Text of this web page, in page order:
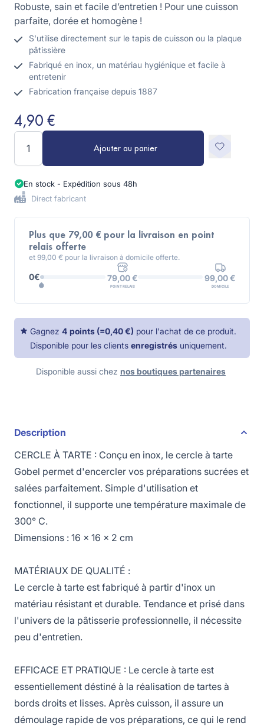
Robuste, sain et facile d’entretien ! Pour une cuisson
parfaite, dorée et homogène !
S'utilise directement sur le tapis de cuisson ou la plaque
pâtissière
Fabriqué en inox, un matériau hygiénique et facile à
entretenir
Fabrication française depuis 1887
4,90 €
Ajouter au panier
En stock - Expédition sous 48h
Direct fabricant
Plus que 79,00 € pour la livraison en point
relais offerte
et 99,00 € pour la livraison à domicile offerte.
0€ 79,00 €
POINT RELAIS
99,00 €
DOMICILE
Gagnez 4 points (=0,40 €) pour l'achat de ce produit.
Disponible pour les clients enregistrés uniquement.
Disponible aussi chez nos boutiques partenaires
Description
CERCLE À TARTE : Conçu en inox, le cercle à tarte
Gobel permet d'encercler vos préparations sucrées et
salées parfaitement. Simple d'utilisation et
fonctionnel, il supporte une température maximale de
300° C.
Dimensions : 16 x 16 x 2 cm
MATÉRIAUX DE QUALITÉ :
Le cercle à tarte est fabriqué à partir d'inox un
matériau résistant et durable. Tendance et prisé dans
l'univers de la pâtisserie professionnelle, il nécessite
peu d'entretien.
EFFICACE ET PRATIQUE : Le cercle à tarte est
essentiellement déstiné à la réalisation de tartes à
bords droits et lisses. Après cuisson, il assure un
démoulage rapide de vos préparations, ce qui le rend